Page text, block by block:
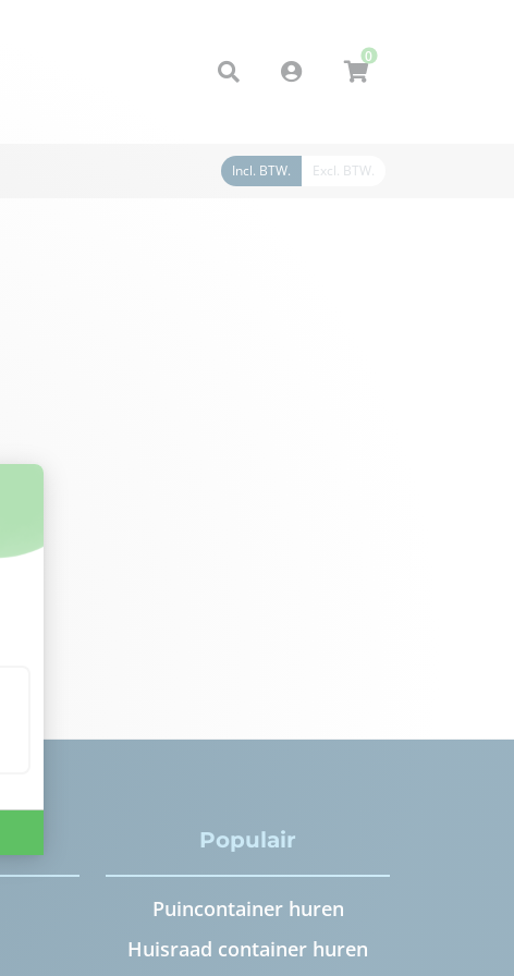
Account
0
Incl. BTW. Excl. BTW.
Populair
Puincontainer huren
Huisraad container huren